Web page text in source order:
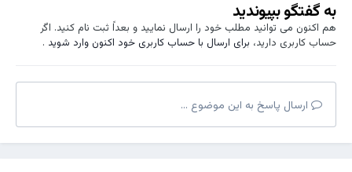
به گفتگو بپیوندید
هم اکنون می توانید مطلب خود را ارسال نمایید و بعداً ثبت نام کنید. اگر
حساب کاربری دارید، برای ارسال با حساب کاربری خود اکنون وارد شوید.
ارسال پاسخ به این موضوع ...